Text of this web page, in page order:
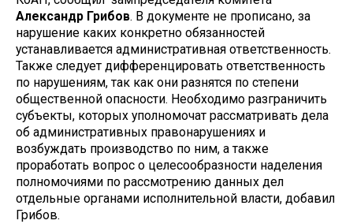
Александр Грибов. В документе не прописано, за
нарушение каких конкретно обязанностей
устанавливается административная ответственность.
Также следует дифференцировать ответственность
по нарушениям, так как они разнятся по степени
общественной опасности. Необходимо разграничить
субъекты, которых уполномочат рассматривать дела
об административных правонарушениях и
возбуждать производство по ним, а также
проработать вопрос о целесообразности наделения
полномочиями по рассмотрению данных дел
отдельные органами исполнительной власти, добавил
Грибов.